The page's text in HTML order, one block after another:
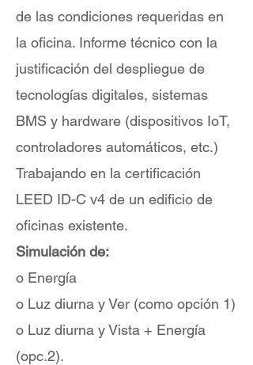
de las condiciones requeridas en
la oficina. Informe técnico con la
justificación del despliegue de
tecnologías digitales, sistemas
BMS y hardware (dispositivos IoT,
controladores automáticos, etc.)
Trabajando en la certificación
LEED ID-C v4 de un edificio de
oficinas existente.
Simulación de:
o Energía
o Luz diurna y Ver (como opción 1)
o Luz diurna y Vista + Energía
(opc.2).